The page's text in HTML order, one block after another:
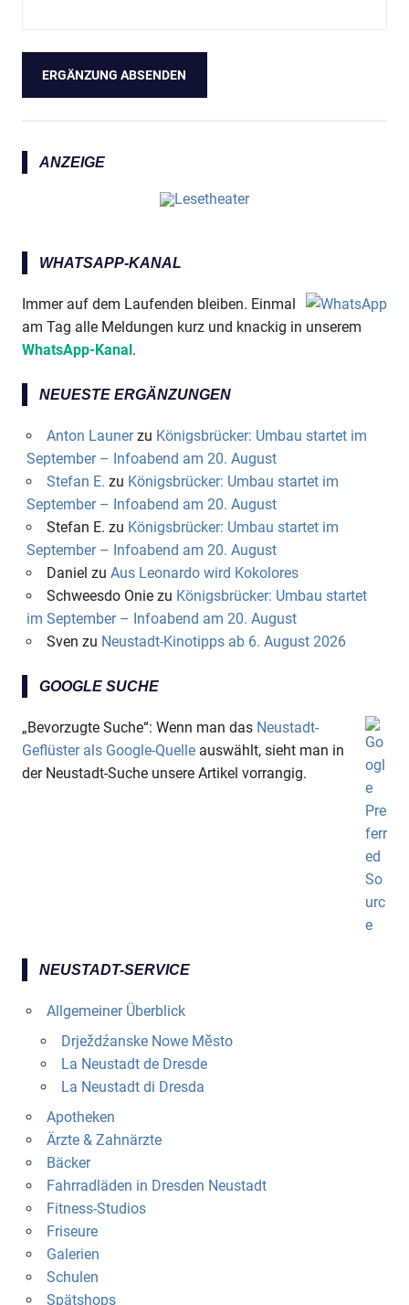
ANZEIGE
WHATSAPP-KANAL
Immer auf dem Laufenden bleiben. Einmal
am Tag alle Meldungen kurz und knackig in unserem
WhatsApp-Kanal .
NEUESTE ERGÄNZUNGEN
Anton Launerzu Königsbrücker: Umbau startet im
September – Infoabend am 20. August
Stefan E. zu Königsbrücker: Umbau startet im
September – Infoabend am 20. August
Stefan E. zu Königsbrücker: Umbau startet im
September – Infoabend am 20. August
Daniel zu Aus Leonardo wird Kokolores
Schweesdo Oniezu Königsbrücker: Umbau startet
im September – Infoabend am 20. August
Sven zu Neustadt-Kinotipps ab 6. August 2026
GOOGLE SUCHE
„Bevorzugte Suche“: Wenn man das Neustadt-
Geflüster als Google-Quelle auswählt, sieht man in
der Neustadt-Suche unsere Artikel vorrangig.
NEUSTADT-SERVICE
Allgemeiner Überblick
Drježdźanske Nowe Město
La Neustadt de Dresde
La Neustadt di Dresda
Apotheken
Ärzte & Zahnärzte
Bäcker
Fahrradläden in Dresden Neustadt
Fitness-Studios
Friseure
Galerien
Schulen
Spätshops